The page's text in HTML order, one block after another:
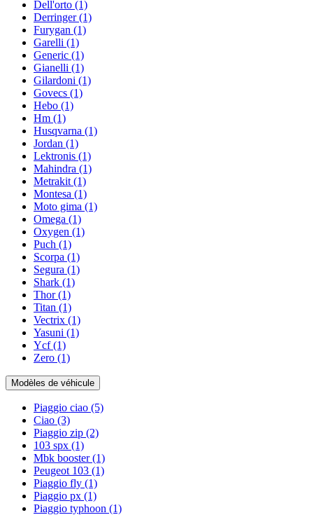
Dell'orto (1)
Derringer(1)
Furygan (1)
Garelli (1)
Generic (1)
Gianelli (1)
Gilardoni (1)
Govecs (1)
Hebo (1)
Hm (1)
Husqvarna (1)
Jordan (1)
Lektronis (1)
Mahindra (1)
Metrakit (1)
Montesa (1)
Moto gima (1)
Omega (1)
Oxygen (1)
Puch (1)
Scorpa (1)
Segura (1)
Shark (1)
Thor(1)
Titan (1)
Vectrix (1)
Yasuni (1)
Ycf(1)
Zero (1)
Modèles de véhicule
Piaggio ciao (5)
Ciao (3)
Piaggio zip (2)
103 spx (1)
Mbk booster(1)
Peugeot 103 (1)
Piaggio fly (1)
Piaggio px (1)
Piaggio typhoon (1)